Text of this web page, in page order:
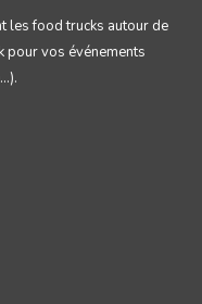
les food trucks autour de
pour vos événements